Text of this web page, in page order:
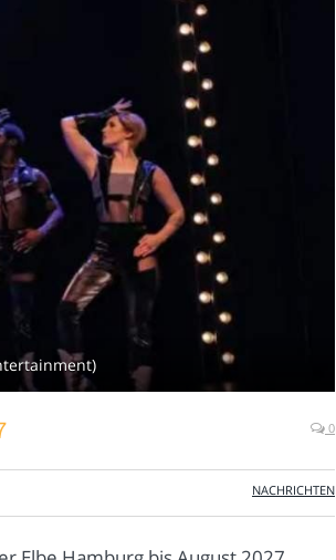
0
NACHRICHTEN